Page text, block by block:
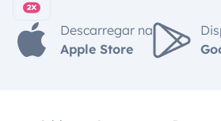
Descarregar na
Apple Store